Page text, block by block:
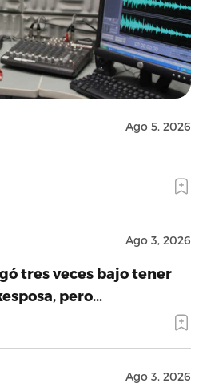
Ago 5, 2026
Ago 3, 2026
tres veces bajo tener
pero…
Ago 3, 2026